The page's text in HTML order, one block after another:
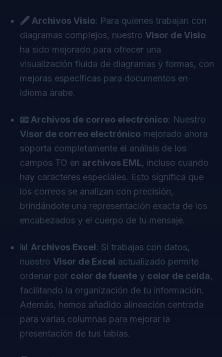
🖋 Archivos Visio: Para quienes trabajan con
diagramas complejos, nuestro Visor de Visio
ha sido mejorado para ofrecer una
visualización fluida de diagramas y formas, con
mejoras específicas para documentos en
idioma árabe.
📧 Archivos de correo electrónico: Nuestro
Visor de correo electrónico mejorado ahora
soporta completamente el análisis de los
campos TO en archivos EML, incluso cuando
hay caracteres especiales. Esto significa que
los correos se analizan con precisión,
brindándote una representación exacta de los
encabezados y el cuerpo de tu mensaje.
📊 Archivos Excel: Si trabajas con datos,
nuestro Visor de Excel actualizado permite
ordenar por color de fuente y color de celda,
facilitando la organización de tu información.
Además, hemos añadido alineación centrada
para varias columnas para mejorar la
presentación de tus tablas.